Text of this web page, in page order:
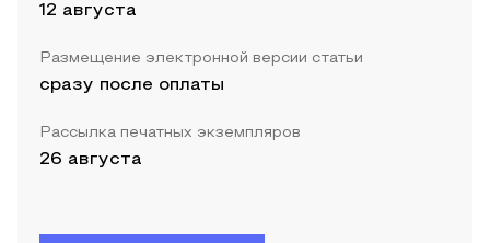
12 августа
Размещение электронной версии статьи
сразу после оплаты
Рассылка печатных экземпляров
26 августа